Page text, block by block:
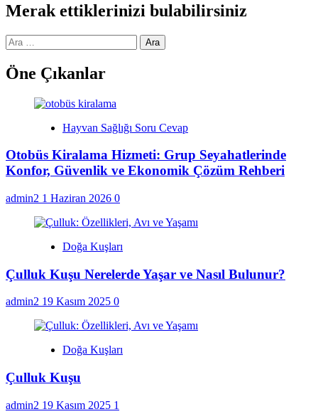
Merak ettiklerinizi bulabilirsiniz
Arama:
Öne Çıkanlar
Hayvan Sağlığı Soru Cevap
Otobüs Kiralama Hizmeti: Grup Seyahatlerinde
Konfor, Güvenlik ve Ekonomik Çözüm Rehberi
admin2 1 Haziran 2026 0
Doğa Kuşları
Çulluk Kuşu Nerelerde Yaşar ve Nasıl Bulunur?
admin2 19 Kasım 2025 0
Doğa Kuşları
Çulluk Kuşu
admin2 19 Kasım 2025 1